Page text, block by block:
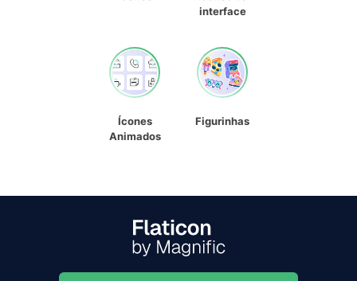
interface
Ícones
Animados
Figurinhas